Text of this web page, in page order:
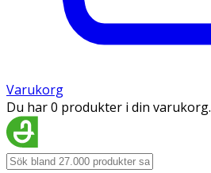
Varukorg
Du har 0 produkter i din varukorg.